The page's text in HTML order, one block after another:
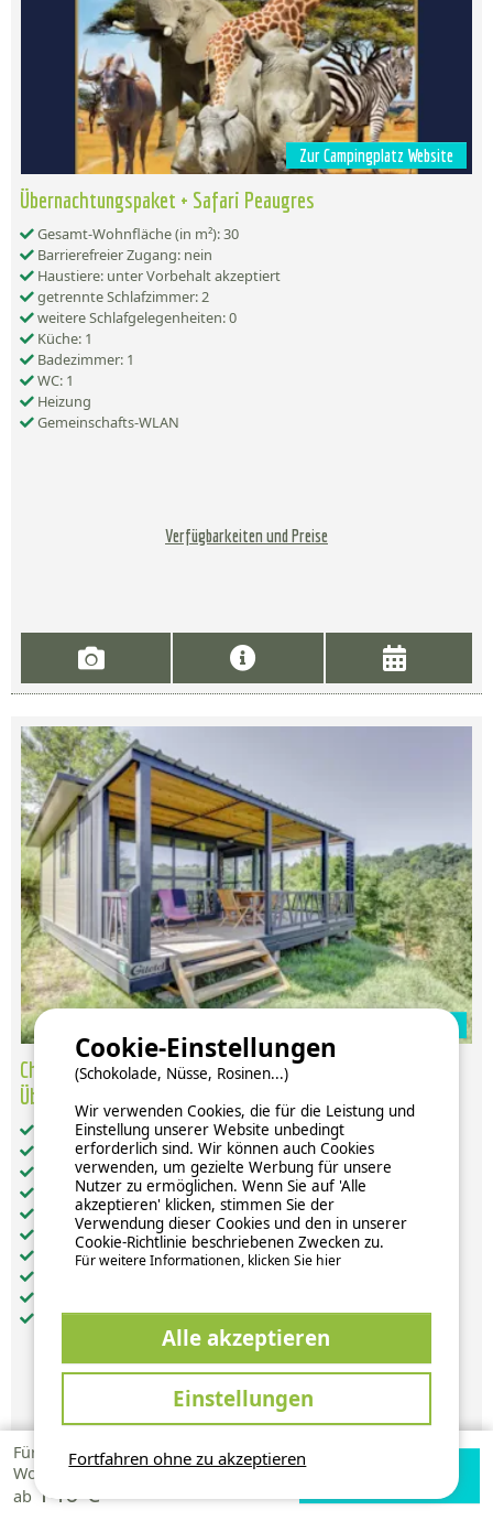
Für 1
Woche
ab 140 €
Verfügbarkeiten
Zur Campingplatz Website
Übernachtungspaket + Safari Peaugres
Gesamt-Wohnfläche (in m²): 30
Barrierefreier Zugang: nein
Haustiere: unter Vorbehalt akzeptiert
getrennte Schlafzimmer: 2
weitere Schlafgelegenheiten: 0
Küche: 1
Badezimmer: 1
WC: 1
Heizung
Gemeinschafts-WLAN
Verfügbarkeiten und Preise
Chalet Privilège Panoramic 2 Schlafzimmer - Tv - 25 M²,
Überdachte Terrasse Van 18M²
Gesamt-Wohnfläche (in m²): 43
Barrierefreier Zugang: nein
Haustiere: unter Vorbehalt akzeptiert
getrennte Schlafzimmer: 2
weitere Schlafgelegenheiten: 0
Küche: 1
Badezimmer: 1
Fernseher
Verfügbarkeiten und Preise
Fortfahren ohne zu akzeptieren
Cookie-Einstellungen
(Schokolade, Nüsse, Rosinen...)
Wir verwenden Cookies, die für die Leistung und
Einstellung unserer Website unbedingt
erforderlich sind. Wir können auch Cookies
verwenden, um gezielte Werbung für unsere
Nutzer zu ermöglichen. Wenn Sie auf 'Alle
akzeptieren' klicken, stimmen Sie der
Verwendung dieser Cookies und den in unserer
Cookie-Richtlinie beschriebenen Zwecken zu.
Für weitere Informationen, klicken Sie hier
Alle akzeptieren
Einstellungen